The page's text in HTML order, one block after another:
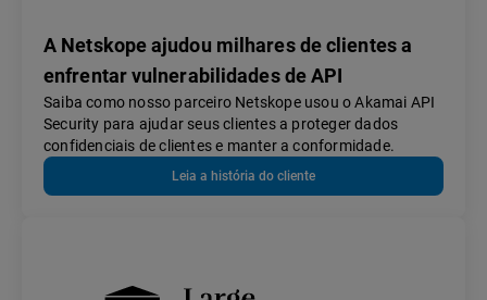
A Netskope ajudou milhares de clientes a
enfrentar vulnerabilidades de API
Saiba como nosso parceiro Netskope usou o Akamai API
Security para ajudar seus clientes a proteger dados
confidenciais de clientes e manter a conformidade.
Leia a história do cliente